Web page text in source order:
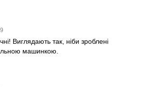
Виглядають так, ніби зроблені
машинкою.